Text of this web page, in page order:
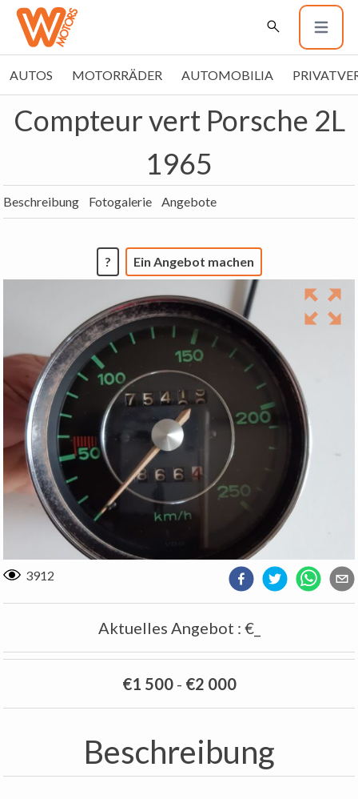
AUTOS MOTORRÄDER AUTOMOBILIA
Compteur vert Porsche 2L
1965
Beschreibung Fotogalerie Angebote
? Ein Angebot machen
3912
Aktuelles Angebot : €_
€1 500- €2 000
Beschreibung